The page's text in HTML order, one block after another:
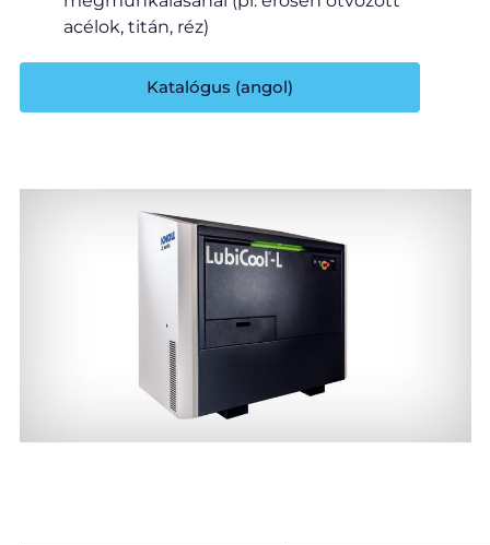
acélok, titán, réz)
Katalógus (angol)